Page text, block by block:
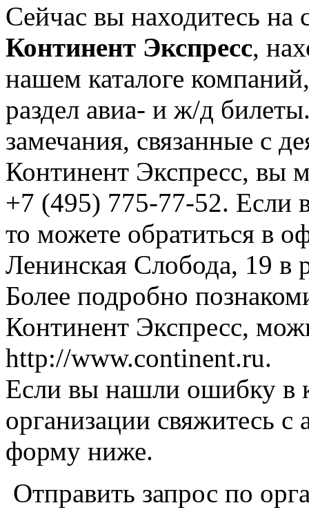
Сейчас вы находитесь на
Континент Экспресс,
нашем каталоге
раздел авиа- и ж/д
замечания, связанные с
Континент Экспресс, вы
+7 (495) 775-77-52. Если
то можете обратиться в
Ленинская Слобода, 19 в
Более подробно
Континент Экспресс,
http://www.continent.ru.
Если вы нашли ошибку в
организации свяжитесь
форму ниже.
Отправить запрос по